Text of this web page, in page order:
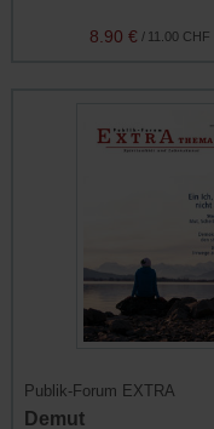
11.00 CHF
/
8.90 €
Publik-Forum EXTRA
Demut